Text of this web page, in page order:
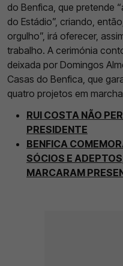
do Benfica, que pretende
do Estádio”, criando,
orgulho”, irá oferecer,
trabalho. A cerimónia
deixada por Domingos
Casas do Benfica, que
quatro projetos em
RUI COSTA NÃO
PRESIDENTE
BENFICA
SÓCIOS E
MARCARAM